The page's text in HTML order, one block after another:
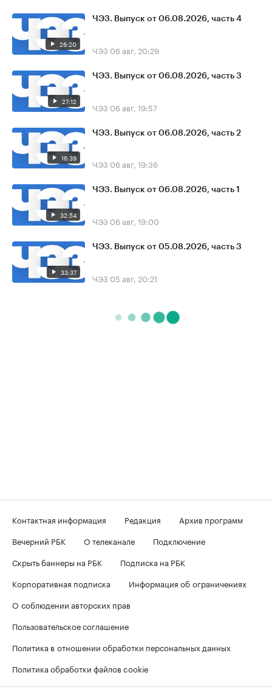
26:20
ЧЭЗ. Выпуск от 06.08.2026, часть 4
ЧЭЗ 06 авг, 20:29
27:12
ЧЭЗ. Выпуск от 06.08.2026, часть 3
ЧЭЗ 06 авг, 19:57
16:39
ЧЭЗ. Выпуск от 06.08.2026, часть 2
ЧЭЗ 06 авг, 19:36
32:54
ЧЭЗ. Выпуск от 06.08.2026, часть 1
ЧЭЗ 06 авг, 19:00
33:37
ЧЭЗ. Выпуск от 05.08.2026, часть 3
ЧЭЗ 05 авг, 20:21
Контактная информация Редакция
Архив программ
Вечерний РБК
О телеканале
Подключение
Скрыть баннеры на РБК
Подписка на РБК
Корпоративная подписка
Информация об ограничениях
О соблюдении авторских прав
Пользовательское соглашение
Политика в отношении обработки персональных данных
Политика обработки файлов cookie